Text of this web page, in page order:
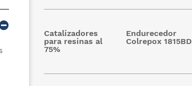
Catalizadores
para resinas al
75%
Endurecedor
Colrepox 1815BD